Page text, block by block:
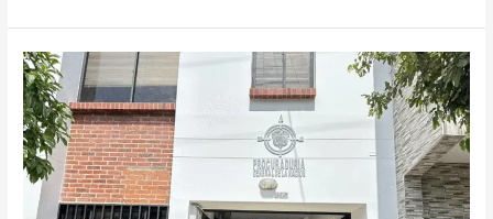
Procurador
Regional
interviene
en
Acción
Popular
por